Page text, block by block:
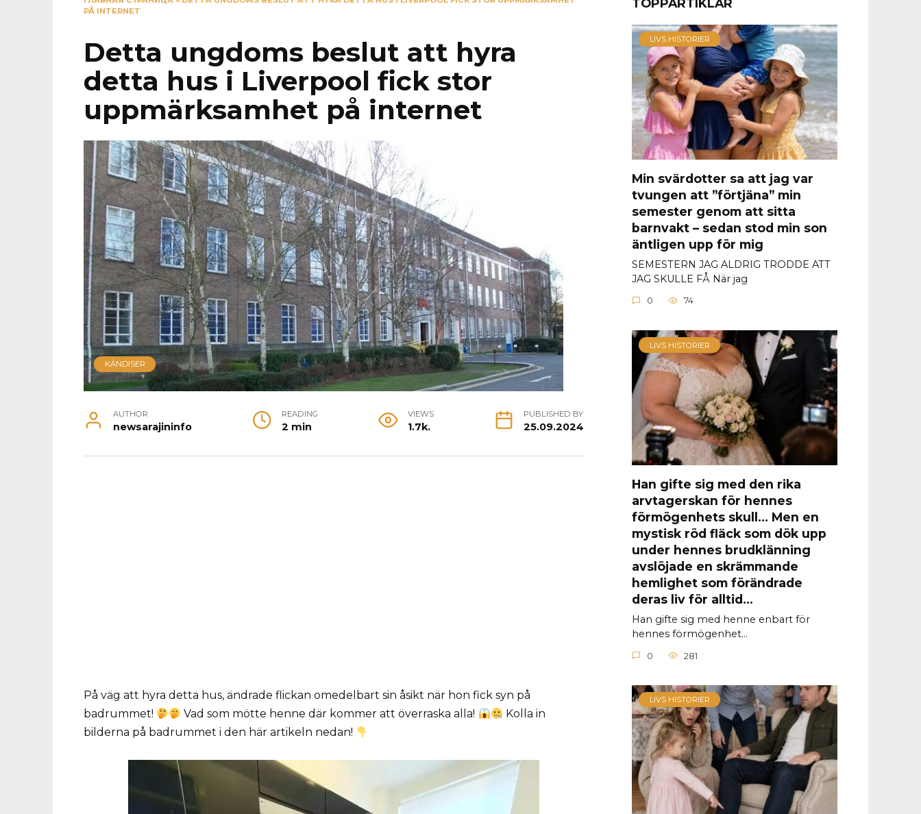
PÅ INTERNET
Detta ungdoms beslut att hyra
detta hus i Liverpool fick stor
uppmärksamhet på internet
KÄNDISER
AUTHOR
newsarajininfo
READING
2 min
VIEWS
1.7k.
PUBLISHED BY
25.09.2024
På väg att hyra detta hus, ändrade flickan omedelbart sin åsikt när hon fick syn på
badrummet!
Vad som mötte henne där kommer att överraska alla!
Kolla in
bilderna på badrummet i den här artikeln nedan!
TOPPARTIKLAR
LIVS HISTORIER
Min svärdotter sa att jag var
tvungen att ”förtjäna” min
semester genom att sitta
barnvakt – sedan stod min son
äntligen upp för mig
SEMESTERN JAG ALDRIG TRODDE ATT
JAG SKULLE FÅ När jag
0 74
LIVS HISTORIER
Han gifte sig med den rika
arvtagerskan för hennes
förmögenhets skull… Men en
mystisk röd fläck som dök upp
under hennes brudklänning
avslöjade en skrämmande
hemlighet som förändrade
deras liv för alltid…
Han gifte sig med henne enbart för
hennes förmögenhet…
0 281
LIVS HISTORIER